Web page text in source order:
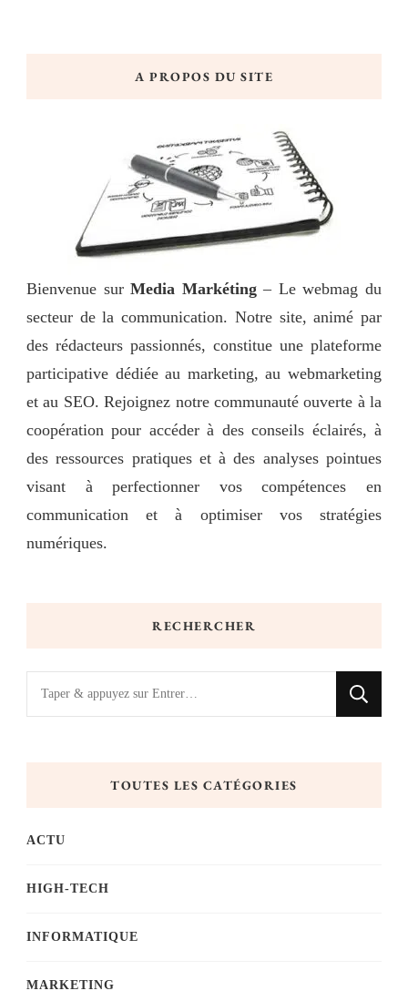
A PROPOS DU SITE
Bienvenue surMedia Markéting– Le webmag du
secteur de la communication. Notre site, animé par
des rédacteurs passionnés, constitue une plateforme
participative dédiée au marketing, au webmarketing
et au SEO. Rejoignez notre communauté ouverte à la
coopération pour accéder à des conseils éclairés, à
des ressources pratiques et à des analyses pointues
visant à perfectionner vos compétences en
communication et à optimiser vos stratégies
numériques.
RECHERCHER
Vous
recherchiez
TOUTES LES CATÉGORIES
ACTU
HIGH-TECH
INFORMATIQUE
MARKETING